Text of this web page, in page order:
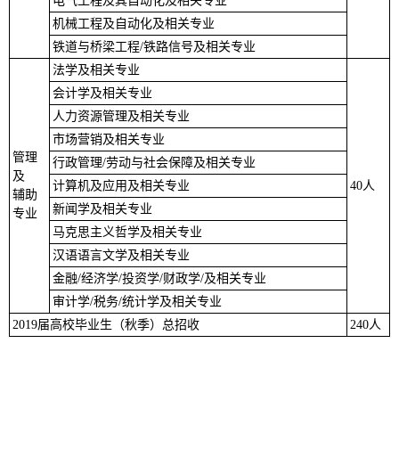
机械工程及自动化及相关专业
铁道与桥梁工程/铁路信号及相关专业
管理
及
辅助
专业
法学及相关专业
40人
会计学及相关专业
人力资源管理及相关专业
市场营销及相关专业
行政管理/劳动与社会保障及相关专业
计算机及应用及相关专业
新闻学及相关专业
马克思主义哲学及相关专业
汉语语言文学及相关专业
金融/经济学/投资学/财政学/及相关专业
审计学/税务/统计学及相关专业
2019届高校毕业生（秋季）总招收
240人